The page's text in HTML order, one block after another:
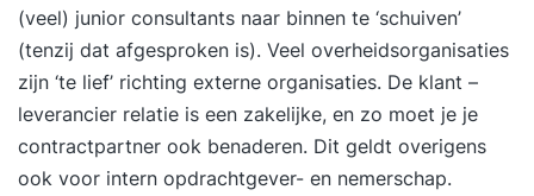
(veel) junior consultants naar binnen te ‘schuiven’
(tenzij dat afgesproken is). Veel overheidsorganisaties
zijn ‘te lief’ richting externe organisaties. De klant –
leverancier relatie is een zakelijke, en zo moet je je
contractpartner ook benaderen. Dit geldt overigens
ook voor intern opdrachtgever- en nemerschap.